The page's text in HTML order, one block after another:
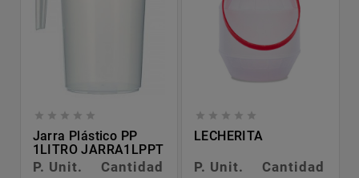
    
Jarra Plástico PP
1LITRO JARRA1LPPT
P. Unit.
Cantidad
    
LECHERITA
P. Unit.
Cantidad